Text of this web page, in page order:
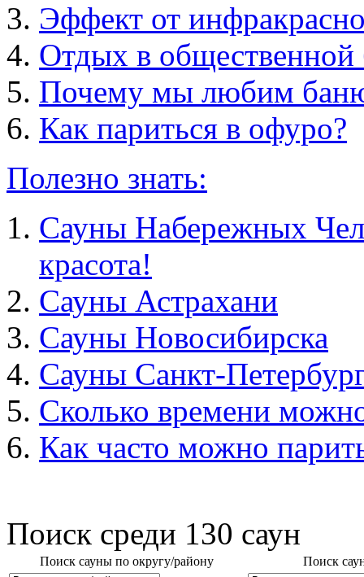
Эффект от
Отдых в общественной
Почему мы любим
Как париться в офуро?
Полезно знать:
Сауны Набережных
красота!
Сауны Астрахани
Сауны Новосибирска
Сауны Санкт-
Сколько времени
Как часто можно
Поиск среди 130 саун
Поиск сауны по округу/району Поиск